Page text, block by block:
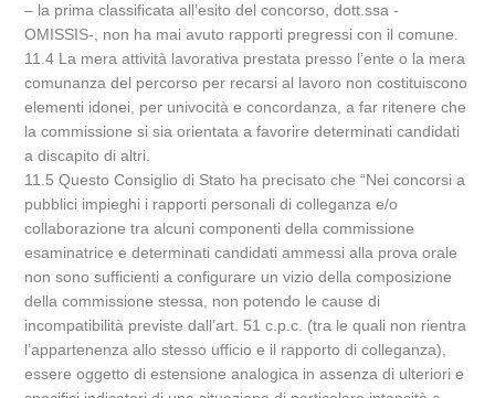
– la prima classificata all’esito del concorso, dott.ssa -
OMISSIS-, non ha mai avuto rapporti pregressi con il comune.
11.4 La mera attività lavorativa prestata presso l’ente o la mera
comunanza del percorso per recarsi al lavoro non costituiscono
elementi idonei, per univocità e concordanza, a far ritenere che
la commissione si sia orientata a favorire determinati candidati
a discapito di altri.
11.5 Questo Consiglio di Stato ha precisato che “Nei concorsi a
pubblici impieghi i rapporti personali di colleganza e/o
collaborazione tra alcuni componenti della commissione
esaminatrice e determinati candidati ammessi alla prova orale
non sono sufficienti a configurare un vizio della composizione
della commissione stessa, non potendo le cause di
incompatibilità previste dall’art. 51 c.p.c. (tra le quali non rientra
l’appartenenza allo stesso ufficio e il rapporto di colleganza),
essere oggetto di estensione analogica in assenza di ulteriori e